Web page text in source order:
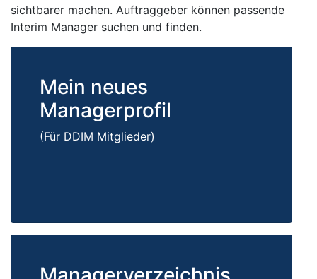
sichtbarer machen. Auftraggeber können passende
Interim Manager suchen und finden.
Mein neues
Managerprofil
(Für DDIM Mitglieder)